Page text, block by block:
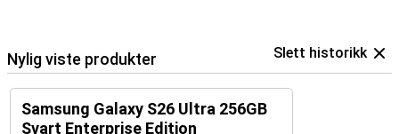
Nylig viste produkter Slett historikk
Samsung Galaxy S26 Ultra 256GB
Svart Enterprise Edition